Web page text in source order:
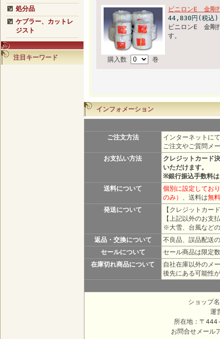
処分品
ケブラー、カットレ
ジスト
注目キーワード 購入数 巻
ビニロンE 金
44,830円(税込)
ビニロンE 金剛
す。
インフォメーション
ご注文方法
インターネットに
ご注文やご質問メ
お支払い方法
クレジットカード
いただけます。
※銀行振込手数料
送料について
個別に設定して
のみ） 、送料は無料
発送について
【クレジットカー
【上記以外のお支
※大雪、台風など
返品・交換について
不良品、誤品配送
セールについて
セール商品は限定
在庫切れ商品について
自社在庫以外のメ
後先にある可能性
ショップ
運
所在地：〒
お問合せメール